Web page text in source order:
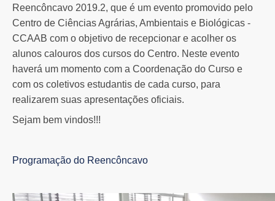
Reencôncavo 2019.2, que é um evento promovido pelo
Centro de Ciências Agrárias, Ambientais e Biológicas -
CCAAB com o objetivo de recepcionar e acolher os
alunos calouros dos cursos do Centro. Neste evento
haverá um momento com a Coordenação do Curso e
com os coletivos estudantis de cada curso, para
realizarem suas apresentações oficiais.
Sejam bem vindos!!!
Programação do Reencôncavo